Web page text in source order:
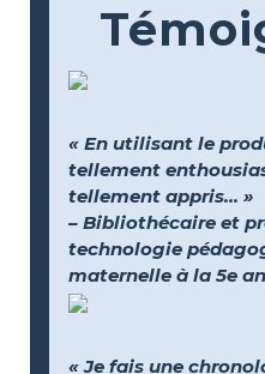
« En utilisant le
tellement
tellement appris... »
– Bibliothécaire et
technologie
maternelle à la 5e
« Je fais une